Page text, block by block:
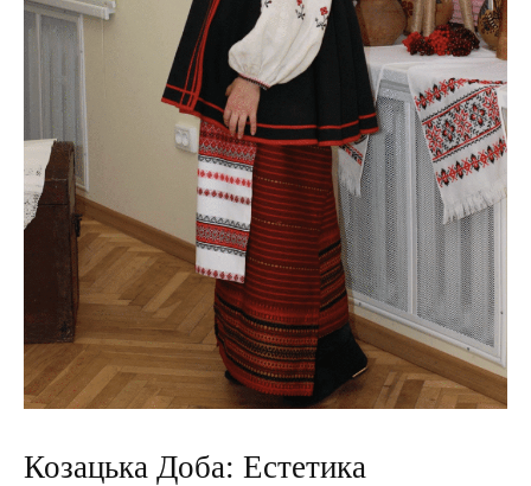
Козацька Доба: Естетика